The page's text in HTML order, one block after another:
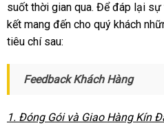
bán
lẻ
suốt thời gian quađăng
ký
. Để đáp lại sự
kết mang đến cho quý khách
tiêu chí sau:
Feedback Khách Hàng
1ở. Đóng Gói Úc
và Giao Hàng Kín